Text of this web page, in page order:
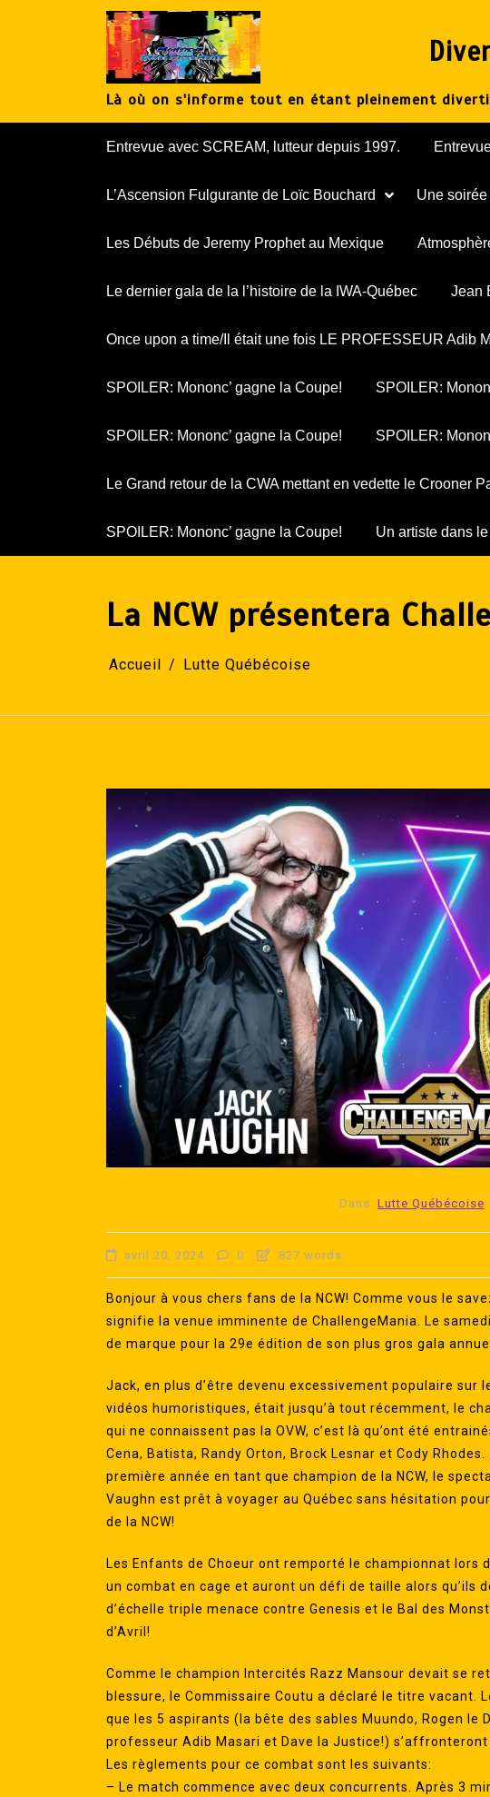
Là où on s'informe tout en étant pleinement
Entrevue avec SCREAM, lutteur depuis 1997.
L’Ascension Fulgurante de Loïc Bouchard Une
Les Débuts de Jeremy Prophet au Mexique
Le dernier gala de la l’histoire de la IWA-Québec Jean
Once upon a time/Il était une fois LE PROFESSEUR Adib
SPOILER: Mononc’ gagne la Coupe! SPOILER:
SPOILER: Mononc’ gagne la Coupe! SPOILER:
Le Grand retour de la CWA mettant en vedette le Crooner
SPOILER: Mononc’ gagne la Coupe! Un artiste dans
La NCW présentera
Accueil Lutte Québécoise
Dans Lutte Québécoise
avril 20, 2024 0 827 words
Bonjour à vous chers fans de la NCW! Comme vous le
signifie la venue imminente de ChallengeMania. Le
de marque pour la 29e édition de son plus gros gala
Jack, en plus d’être devenu excessivement populaire sur
vidéos humoristiques, était jusqu’à tout récemment, le
qui ne connaissent pas la OVW, c’est là qu’ont été
Cena, Batista, Randy Orton, Brock Lesnar et Cody
première année en tant que champion de la NCW, le
Vaughn est prêt à voyager au Québec sans hésitation
de la NCW!
Les Enfants de Choeur ont remporté le championnat lors
un combat en cage et auront un défi de taille alors qu’ils
d’échelle triple menace contre Genesis et le Bal des
d’Avril!
Comme le champion Intercités Razz Mansour devait se
blessure, le Commissaire Coutu a déclaré le titre vacant.
que les 5 aspirants (la bête des sables Muundo, Rogen le
professeur Adib Masari et Dave la Justice!)
Les règlements pour ce combat sont les suivants:
– Le match commence avec deux concurrents. Après 3
Dans AEW
Hommage à la Famille Rougeau
et gros match pour Speedball à
AEW RÉDEMPTION
902 words